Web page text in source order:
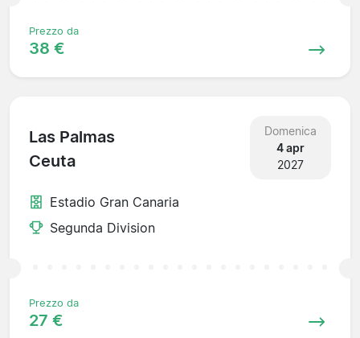
Prezzo da
38 €
Las Palmas
Ceuta
Domenica
4 apr
2027
Estadio Gran Canaria
Segunda Division
Prezzo da
27 €